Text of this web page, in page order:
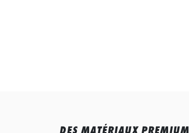
DES MATÉRIAUX PREMIUM